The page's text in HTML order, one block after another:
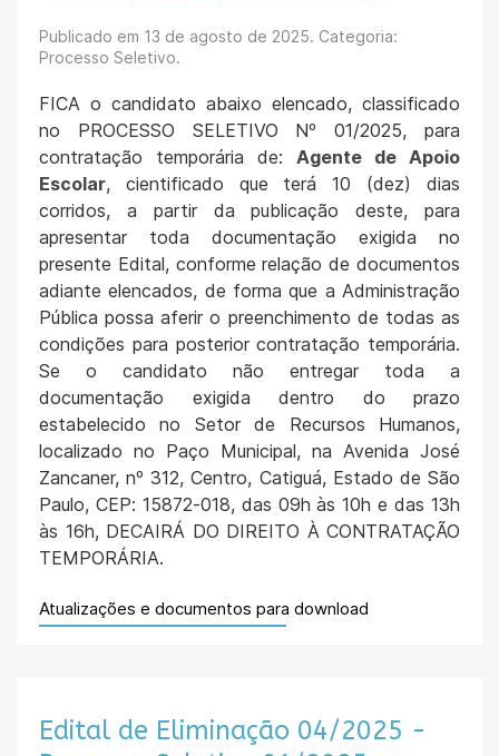
Publicado em 13 de agosto de 2025. Categoria:
Processo Seletivo.
FICA o candidato abaixo elencado, classificado
no PROCESSO SELETIVO Nº 01/2025, para
contratação temporária de: Agente de Apoio
Escolar, cientificado que terá 10 (dez) dias
corridos, a partir da publicação deste, para
apresentar toda documentação exigida no
presente Edital, conforme relação de documentos
adiante elencados, de forma que a Administração
Pública possa aferir o preenchimento de todas as
condições para posterior contratação temporária.
Se o candidato não entregar toda a
documentação exigida dentro do prazo
estabelecido no Setor de Recursos Humanos,
localizado no Paço Municipal, na Avenida José
Zancaner, nº 312, Centro, Catiguá, Estado de São
Paulo, CEP: 15872-018, das 09h às 10h e das 13h
às 16h, DECAIRÁ DO DIREITO À CONTRATAÇÃO
TEMPORÁRIA.
Atualizações e documentos para download
Edital de Eliminação 04/2025 -